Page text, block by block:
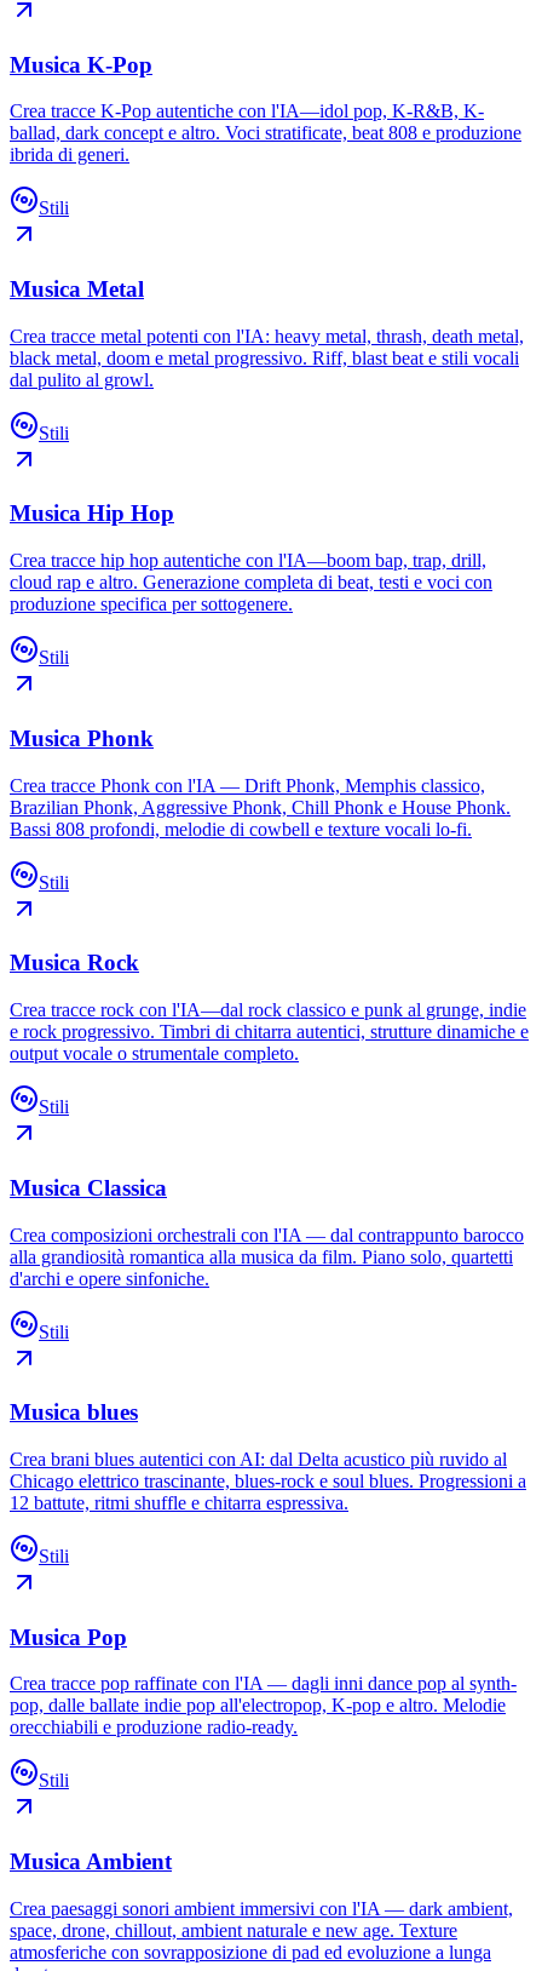
Musica K-Pop
Crea tracce K-Pop autentiche con l'IA—idol pop, K-R&B, K-
ballad, dark concept e altro. Voci stratificate, beat 808 e produzione
ibrida di generi.
Stili
Musica Metal
Crea tracce metal potenti con l'IA: heavy metal, thrash, death metal,
black metal, doom e metal progressivo. Riff, blast beat e stili vocali
dal pulito al growl.
Stili
Musica Hip Hop
Crea tracce hip hop autentiche con l'IA—boom bap, trap, drill,
cloud rap e altro. Generazione completa di beat, testi e voci con
produzione specifica per sottogenere.
Stili
Musica Phonk
Crea tracce Phonk con l'IA — Drift Phonk, Memphis classico,
Brazilian Phonk, Aggressive Phonk, Chill Phonk e House Phonk.
Bassi 808 profondi, melodie di cowbell e texture vocali lo-fi.
Stili
Musica Rock
Crea tracce rock con l'IA—dal rock classico e punk al grunge, indie
e rock progressivo. Timbri di chitarra autentici, strutture dinamiche e
output vocale o strumentale completo.
Stili
Musica Classica
Crea composizioni orchestrali con l'IA — dal contrappunto barocco
alla grandiosità romantica alla musica da film. Piano solo, quartetti
d'archi e opere sinfoniche.
Stili
Musica blues
Crea brani blues autentici con AI: dal Delta acustico più ruvido al
Chicago elettrico trascinante, blues-rock e soul blues. Progressioni a
12 battute, ritmi shuffle e chitarra espressiva.
Stili
Musica Pop
Crea tracce pop raffinate con l'IA — dagli inni dance pop al synth-
pop, dalle ballate indie pop all'electropop, K-pop e altro. Melodie
orecchiabili e produzione radio-ready.
Stili
Musica Ambient
Crea paesaggi sonori ambient immersivi con l'IA — dark ambient,
space, drone, chillout, ambient naturale e new age. Texture
atmosferiche con sovrapposizione di pad ed evoluzione a lunga